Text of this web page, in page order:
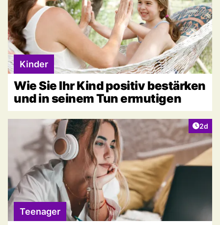
Kinder
Wie Sie Ihr Kind positiv bestärken
und in seinem Tun ermutigen
2d
Teenager